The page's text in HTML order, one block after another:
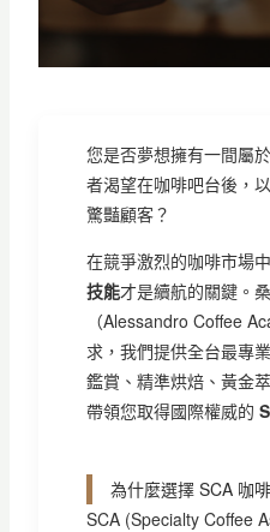
您是否夢想擁有一間屬
者渴望在咖啡吧台後，
驚豔顧客？
在競爭激烈的咖啡市場
技能才是續航的關鍵。
（Alessandro Coffee
求，我們提供全台最專
鑑賞、精準烘焙、黃金
帶領您取得國際權威的
為什麼選擇 SCA 咖
SCA (Specialty Coffee